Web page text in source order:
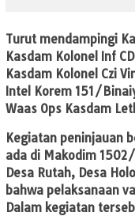
Turut mendampingi
Kasdam Kolonel Inf
Kasdam Kolonel Czi
Intel Korem 151/
Waas Ops Kasdam
Kegiatan peninjauan
ada di Makodim
Desa Rutah, Desa
bahwa pelaksanaan
Dalam kegiatan